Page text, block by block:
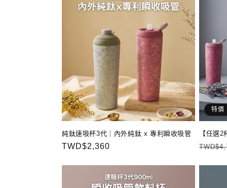
純鈦速吸杯3代｜內外純鈦 x 專利瞬收吸管
定
TWD$2,360
特價
【任選
定